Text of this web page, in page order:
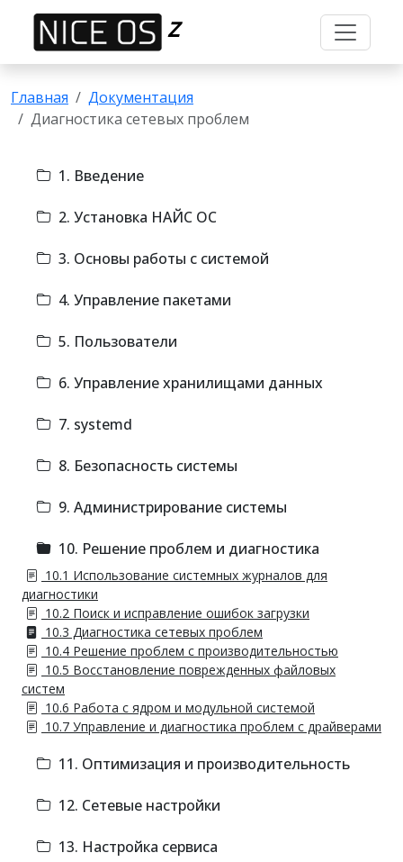
Z
Главная
Документация
Диагностика сетевых проблем
1. Введение
2. Установка НАЙС ОС
3. Основы работы с системой
4. Управление пакетами
5. Пользователи
6. Управление хранилищами данных
7. systemd
8. Безопасность системы
9. Администрирование системы
10. Решение проблем и диагностика
10.1 Использование системных журналов для
диагностики
10.2 Поиск и исправление ошибок загрузки
10.3 Диагностика сетевых проблем
10.4 Решение проблем с производительностью
10.5 Восстановление поврежденных файловых
систем
10.6 Работа с ядром и модульной системой
10.7 Управление и диагностика проблем с драйверами
11. Оптимизация и производительность
12. Сетевые настройки
13. Настройка сервиса